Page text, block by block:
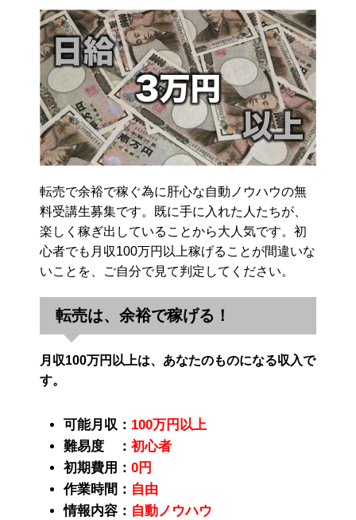
転売で余裕で稼ぐ為に肝心な自動ノウハウの無
料受講生募集です。既に手に入れた人たちが、
楽しく稼ぎ出していることから大人気です。初
心者でも月収100万円以上稼げることが間違いな
いことを、ご自分で見て判定してください。
転売は、余裕で稼げる！
月収100万円以上は、あなたのものになる収入で
す。
可能月収： 100万円以上
難易度 ： 初心者
初期費用： 0円
作業時間： 自由
情報内容： 自動ノウハウ